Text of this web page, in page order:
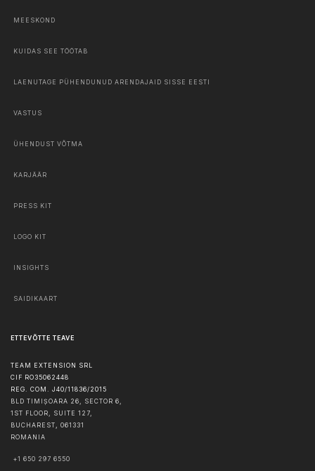
MEESKOND
KUIDAS SEE TÖÖTAB
LAENUTAGE PÜHENDUNUD ARENDAJAID SISSE EESTI
VASTUS
ÜHENDUST VÕTMA
KARJÄÄR
PRESS KIT
LOGO KIT
INSIGHTS
SAIDIKAART
ETTEVÕTTE TEAVE
TEAM EXTENSION SRL
CIF RO35062448
REG. COM. J40/11836/2015
BLD TIMIȘOARA 26, SECTOR 6,
1ST FLOOR, SUITE 127,
BUCHAREST, 061331
ROMANIA
+1 650 297 6550